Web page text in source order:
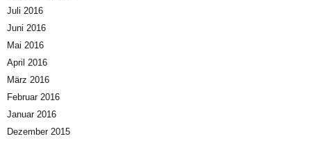
Juli 2016
Juni 2016
Mai 2016
April 2016
März 2016
Februar 2016
Januar 2016
Dezember 2015